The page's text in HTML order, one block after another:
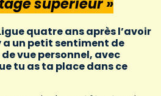
quatre ans après l’avoir
a un petit sentiment de
vue personnel, avec
tu as ta place dans ce